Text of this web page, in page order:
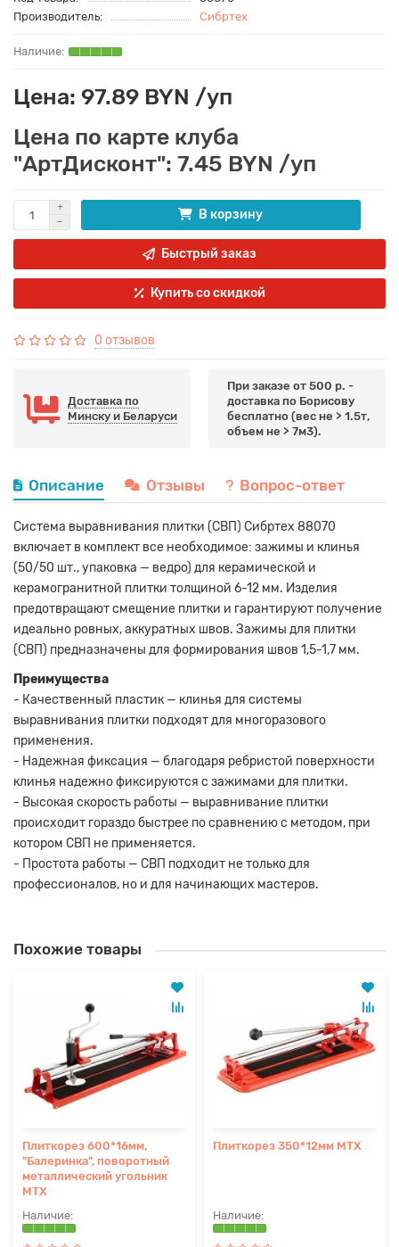
Производитель:
Сибртех
Цена: 97.89 BYN /уп
Цена по карте клуба
"АртДисконт": 7.45 BYN /уп
В корзину
Быстрый заказ
Купить со скидкой
0 отзывов
Доставка по
Минску и Беларуси
При заказе от 500 р. -
доставка по Борисову
бесплатно (вес не > 1.5т,
объем не > 7м3).
Описание Отзывы Вопрос-ответ
Система выравнивания плитки (СВП) Сибртех 88070
включает в комплект все необходимое: зажимы и клинья
(50/50 шт., упаковка — ведро) для керамической и
керамогранитной плитки толщиной 6-12 мм. Изделия
предотвращают смещение плитки и гарантируют получение
идеально ровных, аккуратных швов. Зажимы для плитки
(СВП) предназначены для формирования швов 1,5-1,7 мм.
Преимущества
- Качественный пластик — клинья для системы
выравнивания плитки подходят для многоразового
применения.
- Надежная фиксация — благодаря ребристой поверхности
клинья надежно фиксируются с зажимами для плитки.
- Высокая скорость работы — выравнивание плитки
происходит гораздо быстрее по сравнению с методом, при
котором СВП не применяется.
- Простота работы — СВП подходит не только для
профессионалов, но и для начинающих мастеров.
Похожие товары
Плиткорез 600*16мм,
"Балеринка", поворотный
металлический угольник
MTX
Плиткорез 350*12мм MTX